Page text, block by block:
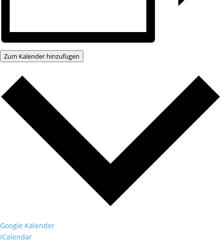
Zum Kalender hinzufügen
Google Kalender
iCalendar